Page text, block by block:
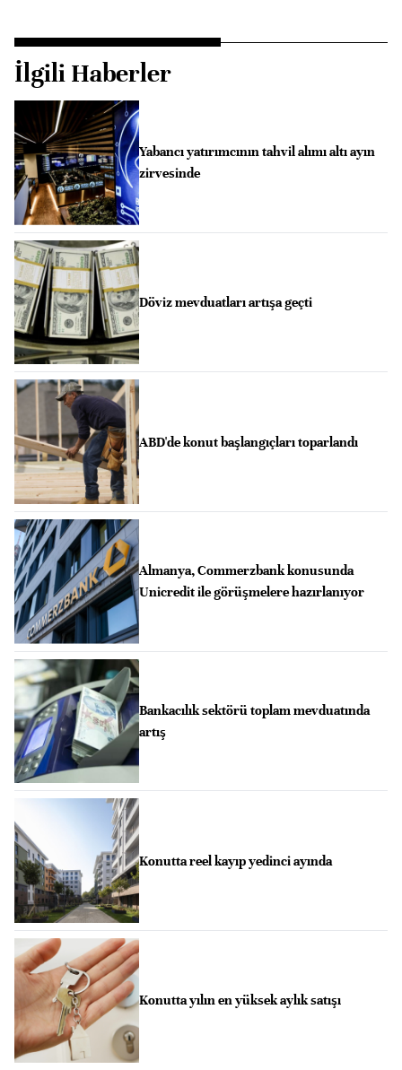
İlgili Haberler
Yabancı yatırımcının tahvil alımı altı ayın
zirvesinde
Döviz mevduatları artışa geçti
ABD'de konut başlangıçları toparlandı
Almanya, Commerzbank konusunda
Unicredit ile görüşmelere hazırlanıyor
Bankacılık sektörü toplam mevduatında
artış
Konutta reel kayıp yedinci ayında
Konutta yılın en yüksek aylık satışı